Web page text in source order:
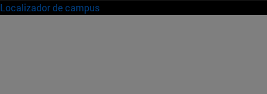
Localizador de campus